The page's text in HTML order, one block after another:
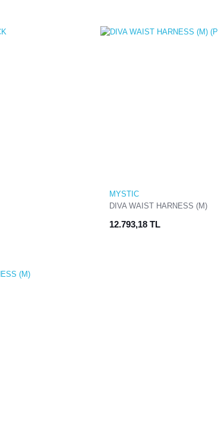
MYSTIC
DIVA WAIST HARNESS (M)
12.793,18 TL